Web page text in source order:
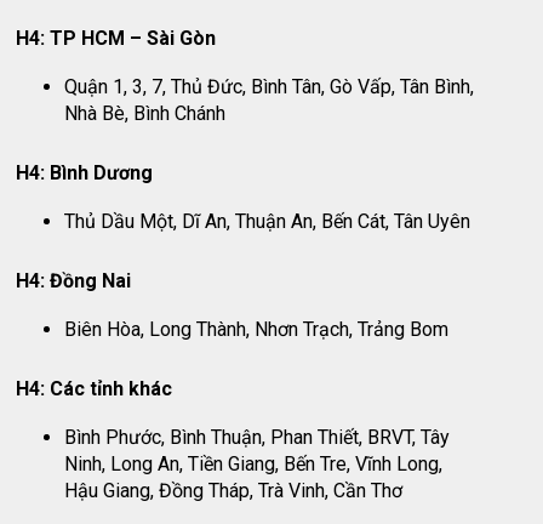
H4: TP HCM – Sài Gòn
Quận 1, 3, 7, Thủ Đức, Bình Tân, Gò Vấp, Tân Bình,
Nhà Bè, Bình Chánh
H4: Bình Dương
Thủ Dầu Một, Dĩ An, Thuận An, Bến Cát, Tân Uyên
H4: Đồng Nai
Biên Hòa, Long Thành, Nhơn Trạch, Trảng Bom
H4: Các tỉnh khác
Bình Phước, Bình Thuận, Phan Thiết, BRVT, Tây
Ninh, Long An, Tiền Giang, Bến Tre, Vĩnh Long,
Hậu Giang, Đồng Tháp, Trà Vinh, Cần Thơ